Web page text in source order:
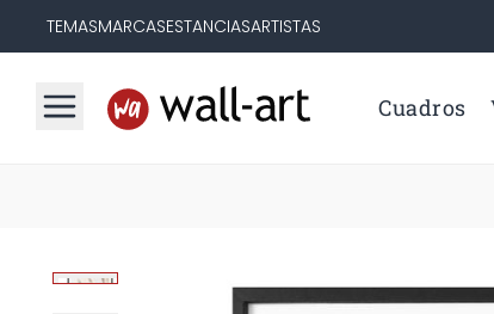
TEMASMARCASESTANCIASARTISTAS
Cuadros